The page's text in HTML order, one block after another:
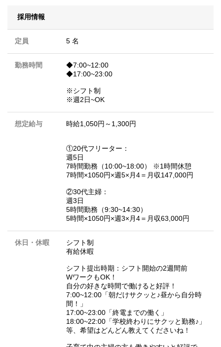
採用情報
定員 5 名
勤務時間
◆7:00~12:00
◆17:00~23:00
※シフト制
※週2日~OK
想定給与 時給1,050円～1,300円
①20代フリーター：
週5日
7時間勤務（10:00~18:00） ※1時間休憩
7時間×1050円×週5×月4＝月収147,000円
②30代主婦：
週3日
5時間勤務（9:30~14:30）
5時間×1050円×週3×月4＝月収63,000円
休日・休暇
シフト制
有給休暇
シフト提出時期：シフト開始の2週間前
WワークもOK！
自分の好きな時間で働けると好評！
7:00~12:00「朝だけサクッと♪昼から自分時
間！」
17:00~23:00「終電までの働く」
18:00~22:00「学校終わりにサクッと勤務♪」
等、希望はどんどん教えてくださいね！